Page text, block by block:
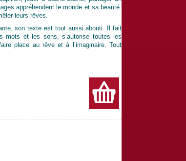
appréhendent le monde et sa beauté.
leurs rêves.
son texte est tout aussi abouti. Il fait
mots et les sons, s’autorise toutes les
place au rêve et à l’imaginaire. Tout